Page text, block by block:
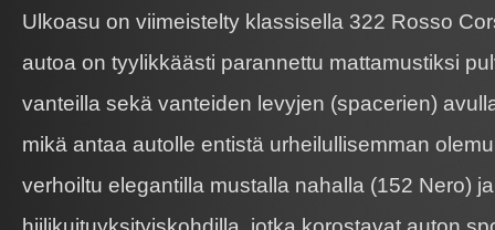
Ulkoasu on viimeistelty klassisella 322 Rosso
autoa on tyylikkäästi parannettu mattamustiksi
vanteilla sekä vanteiden levyjen (spacerien)
mikä antaa autolle entistä urheilullisemman
verhoiltu elegantilla mustalla nahalla (152 Nero)